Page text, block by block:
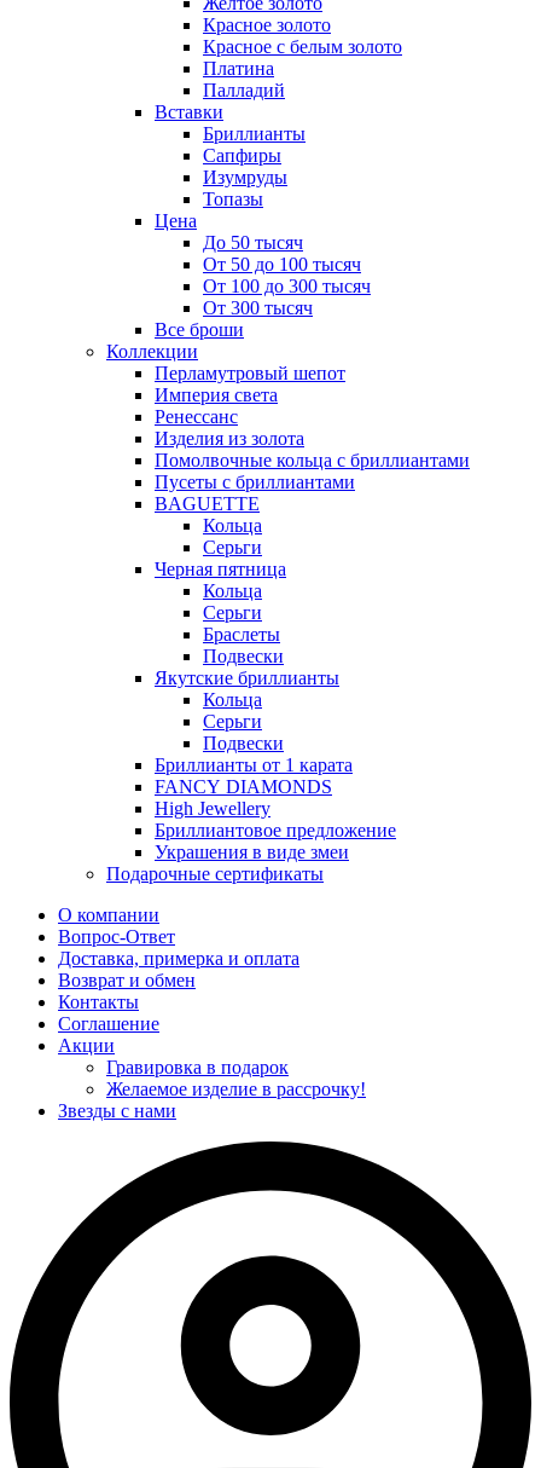
Красное золото
Красное с белым золото
Платина
Палладий
Вставки
Бриллианты
Сапфиры
Изумруды
Топазы
Цена
До 50 тысяч
От 50 до 100 тысяч
От 100 до 300 тысяч
От 300 тысяч
Все броши
Коллекции
Перламутровый шепот
Империя света
Ренессанс
Изделия из золота
Помолвочные кольца с бриллиантами
Пусеты с бриллиантами
BAGUETTE
Кольца
Серьги
Черная пятница
Кольца
Серьги
Браслеты
Подвески
Якутские бриллианты
Кольца
Серьги
Подвески
Бриллианты от 1 карата
FANCY DIAMONDS
High Jewellery
Бриллиантовое предложение
Украшения в виде змеи
Подарочные сертификаты
О компании
Вопрос-Ответ
Доставка, примерка и оплата
Возврат и обмен
Контакты
Соглашение
Акции
Гравировка в подарок
Желаемое изделие в рассрочку!
Звезды с нами